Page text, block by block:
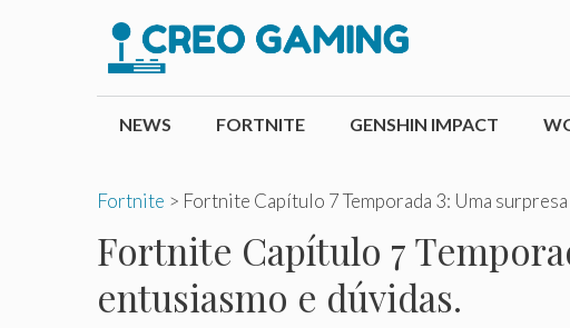
conteúdo
NEWS FORTNITE GENSHIN IMPACT
Fortnite > Fortnite Capítulo 7 Temporada 3: Uma
Fortnite Capítulo 7
entusiasmo e dúvidas.